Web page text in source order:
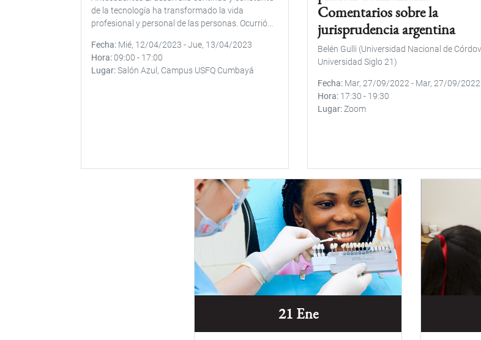
de la tecnología ha transformado la vida
profesional y personal de las personas. Ocurrió...
Fecha Mié, 12/04/2023 -Jue, 13/04/2023
Hora 09:00 - 17:00
Lugar Salón Azul, Campus USFQ Cumbayá
Comentarios sobre la
jurisprudencia argentina
Belén Gulli (Universidad Nacional de
Universidad Siglo 21)
Fecha Mar, 27/09/2022- Mar, 27/09/2022
Hora 17:30 - 19:30
Lugar Zoom
21 Ene